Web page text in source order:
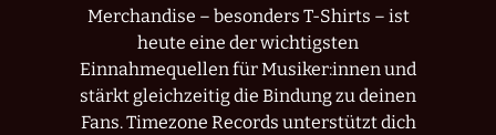
Merchandise – besonders T-Shirts – ist
heute eine der wichtigsten
Einnahmequellen für Musiker:innen und
stärkt gleichzeitig die Bindung zu deinen
Fans. Timezone Records unterstützt dich